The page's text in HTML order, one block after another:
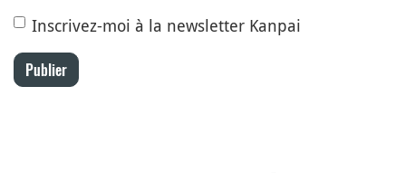
Inscrivez-moi à la newsletter Kanpai
Publier